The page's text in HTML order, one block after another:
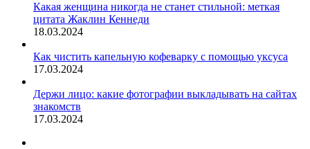
Какая женщина никогда не станет стильной: меткая
цитата Жаклин Кеннеди
18.03.2024
Как чистить капельную кофеварку с помощью уксуса
17.03.2024
Держи лицо: какие фотографии выкладывать на сайтах
знакомств
17.03.2024